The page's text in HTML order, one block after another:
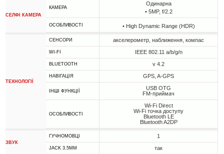
СЕЛФІ КАМЕРА
КАМЕРА
Одинарна
• 5MP, f/2.2
ОСОБЛИВОСТІ • High Dynamic Range (HDR)
ТЕХНОЛОГІЇ
СЕНСОРИ акселерометр, наближення, компас
WI-FI IEEE 802.11 a/b/g/n
BLUETOOTH v 4.2
НАВІГАЦІЯ GPS, A-GPS
ІНШІ ФУНКЦІЇ
USB OTG
FM-приймач
ОСОБЛИВОСТІ
Wi-Fi Direct
Wi-Fi точка доступу
Bluetooth LE
Bluetooth A2DP
ЗВУК
ГУЧНОМОВЦІ 1
JACK 3.5MM так